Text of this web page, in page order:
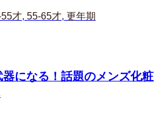
才, 55-65才, 更年期
になる！話題のメンズ化粧